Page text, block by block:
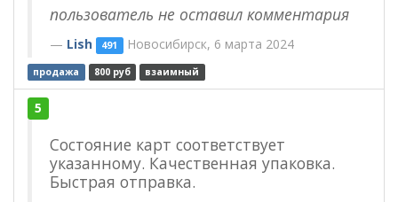
пользователь не оставил комментария
Lish 491 Новосибирск, 6 марта 2024
продажа 800 руб взаимный
5
Состояние карт соответствует
указанному. Качественная упаковка.
Быстрая отправка.